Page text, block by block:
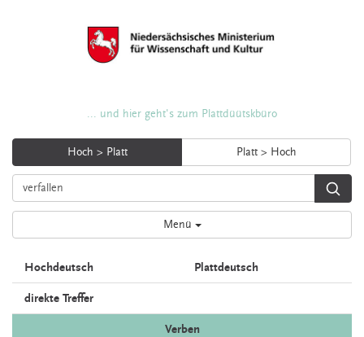
... und hier geht's zum Plattdüütskbüro
Hoch > Platt Platt > Hoch
Menü
Hochdeutsch Plattdeutsch
direkte Treffer
Verben